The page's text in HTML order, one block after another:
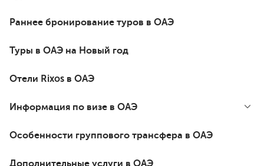
Раннее бронирование туров в ОАЭ
Туры в ОАЭ на Новый год
Отели Rixos в ОАЭ
Информация по визе в ОАЭ
Особенности группового трансфера в ОАЭ
Дополнительные услуги в ОАЭ